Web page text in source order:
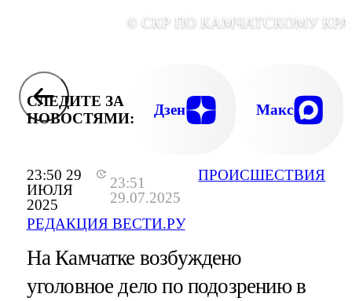
23:50 29
ИЮЛЯ
2025
23:51
29.07.2025
РЕДАКЦИЯ ВЕСТИ.РУ
ПРОИСШЕСТВИЯ
© СКР ПО КАМЧАТСКОМУ
СЛЕДИТЕ ЗА
НОВОСТЯМИ:
Дзен Макс
На Камчатке возбуждено
уголовное дело по подозрению в